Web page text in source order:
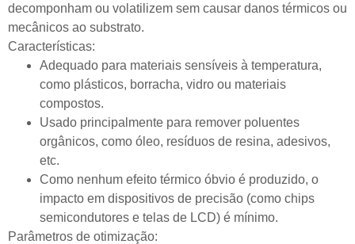
decomponham ou volatilizem sem causar danos térmicos ou
mecânicos ao substrato.
Características:
Adequado para materiais sensíveis à temperatura,
como plásticos, borracha, vidro ou materiais
compostos.
Usado principalmente para remover poluentes
orgânicos, como óleo, resíduos de resina, adesivos,
etc.
Como nenhum efeito térmico óbvio é produzido, o
impacto em dispositivos de precisão (como chips
semicondutores e telas de LCD) é mínimo.
Parâmetros de otimização: